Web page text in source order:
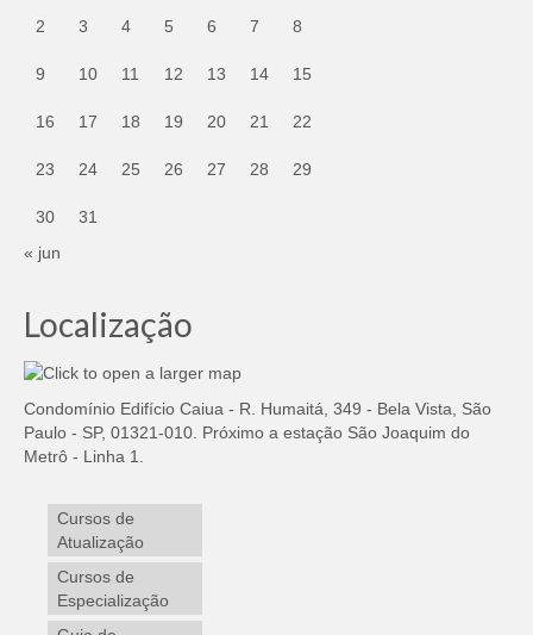
2 3 4 5 6 7 8
9 10 11 12 13 14 15
16 17 18 19 20 21 22
23 24 25 26 27 28 29
30
31
« jun
Localização
Condomínio Edifício Caiua - R. Humaitá, 349 - Bela Vista, São
Paulo - SP, 01321-010. Próximo a estação São Joaquim do
Metrô - Linha 1.
Cursos de
Atualização
Cursos de
Especialização